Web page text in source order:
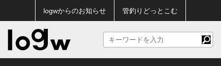
logwからのお知らせ 管釣りどっとこむ